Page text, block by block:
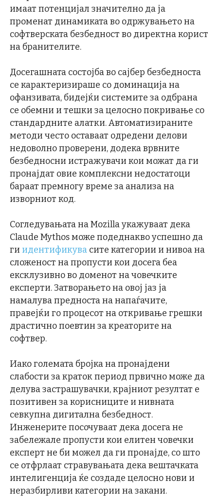
имаат потенцијал значително да ја
променат динамиката во одржувањето на
софтверската безбедност во директна корист
на бранителите.
Досегашната состојба во сајбер безбедноста
се карактеризираше со доминација на
офанзивата, бидејќи системите за одбрана
се обемни и тешки за целосно покривање со
стандардните алатки. Автоматизираните
методи често оставаат одредени делови
недоволно проверени, додека врвните
безбедносни истражувачи кои можат да ги
пронајдат овие комплексни недостатоци
бараат премногу време за анализа на
изворниот код.
Согледувањата на Mozilla укажуваат дека
Claude Mythos може подеднакво успешно да
ги идентификува сите категории и нивоа на
сложеност на пропусти кои досега беа
ексклузивно во доменот на човечките
експерти. Затворањето на овој јаз ја
намалува предноста на напаѓачите,
правејќи го процесот на откривање грешки
драстично поевтин за креаторите на
софтвер.
Иако големата бројка на пронајдени
слабости за краток период првично може да
делува застрашувачки, крајниот резултат е
позитивен за корисниците и нивната
севкупна дигитална безбедност.
Инженерите посочуваат дека досега не
забележале пропусти кои елитен човечки
експерт не би можел да ги пронајде, со што
се отфрлаат стравувањата дека вештачката
интелигенција ќе создаде целосно нови и
неразбирливи категории на закани.